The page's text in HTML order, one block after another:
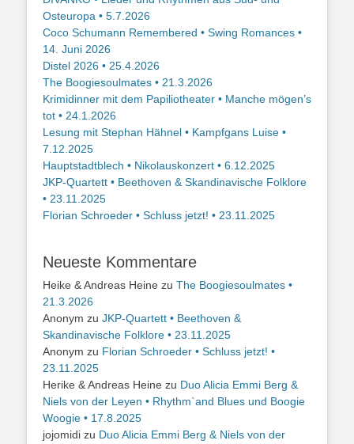
Osteuropa • 5.7.2026
Coco Schumann Remembered • Swing Romances •
14. Juni 2026
Distel 2026 • 25.4.2026
The Boogiesoulmates • 21.3.2026
Krimidinner mit dem Papiliotheater • Manche mögen’s
tot • 24.1.2026
Lesung mit Stephan Hähnel • Kampfgans Luise •
7.12.2025
Hauptstadtblech • Nikolauskonzert • 6.12.2025
JKP-Quartett • Beethoven & Skandinavische Folklore
• 23.11.2025
Florian Schroeder • Schluss jetzt! • 23.11.2025
Neueste Kommentare
Heike & Andreas Heine zu The Boogiesoulmates •
21.3.2026
Anonym zu JKP-Quartett • Beethoven &
Skandinavische Folklore • 23.11.2025
Anonym zu Florian Schroeder • Schluss jetzt! •
23.11.2025
Herike & Andreas Heine zu Duo Alicia Emmi Berg &
Niels von der Leyen • Rhythm`and Blues und Boogie
Woogie • 17.8.2025
jojomidi zu Duo Alicia Emmi Berg & Niels von der